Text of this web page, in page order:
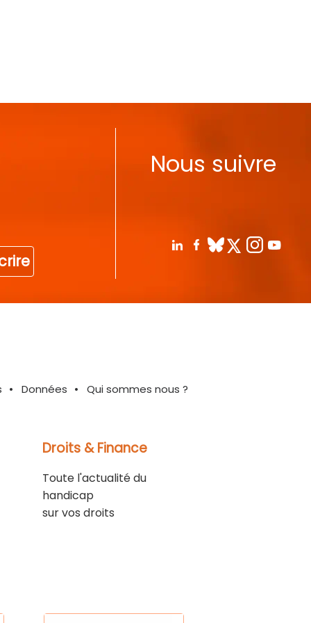
Nous suivre
Données Qui sommes nous ?
Droits & Finance
Toute l'actualité du
handicap
sur vos droits